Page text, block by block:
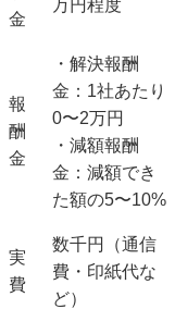
金
万円程度
報
酬
金
・解決報酬
金：1社あたり
0〜2万円
・減額報酬
金：減額でき
た額の5〜10%
実
費
数千円（通信
費・印紙代な
ど）